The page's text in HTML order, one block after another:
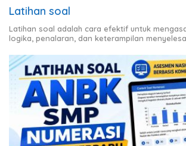
Latihan soal
Latihan soal adalah cara efektif untuk
logika, penalaran, dan keterampilan